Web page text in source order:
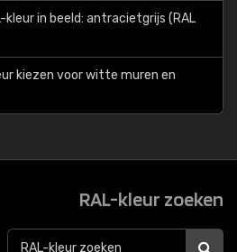
kleur in beeld: antracietgrijs (RAL
kiezen voor witte muren en
RAL-kleur zoeken